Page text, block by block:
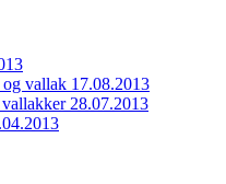
vallak 17.08.2013
28.07.2013